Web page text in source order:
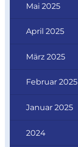
Mai 2025
April 2025
März 2025
Februar 2025
Januar 2025
2024